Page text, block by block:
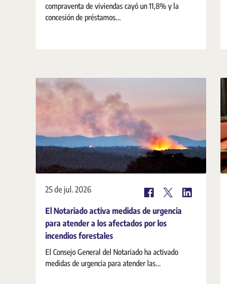
compraventa de viviendas cayó un 11,8% y la
concesión de préstamos...
25 de jul. 2026
El Notariado activa medidas de urgencia
para atender a los afectados por los
incendios forestales
El Consejo General del Notariado ha activado
medidas de urgencia para atender las...